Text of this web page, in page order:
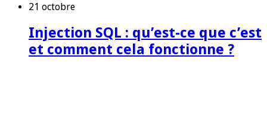
21 octobre
Injection SQL : qu’est-ce que c’est
et comment cela fonctionne ?